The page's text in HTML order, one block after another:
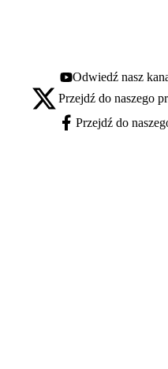
Youtube - otwiera się w
Odwiedź nasz
X - otwiera się w nowej karcie
Przejdź do naszego
Facebook - otwiera się w
Przejdź do